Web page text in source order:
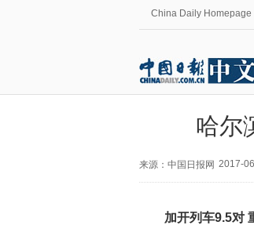
China Daily Homepage
哈尔
来源：中国日报网 2017-
加开列车9.5对